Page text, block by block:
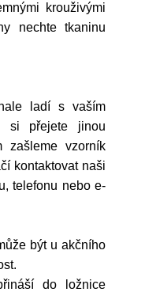
krouživými
nechte tkaninu
ladí s vaším
si přejete jinou
zašleme vzorník
kontaktovat naši
telefonu nebo e-
být u akčního
do ložnice